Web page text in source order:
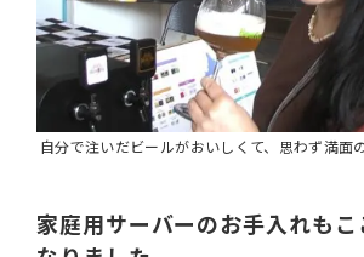
自分で注いだビールがおいしくて、思わず満面
家庭用サーバーのお手入れもこ